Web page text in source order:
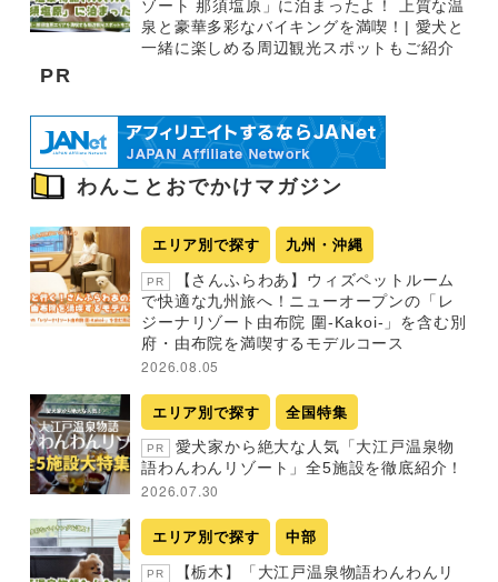
ゾート 那須塩原」に泊まったよ！ 上質な温
泉と豪華多彩なバイキングを満喫！| 愛犬と
一緒に楽しめる周辺観光スポットもご紹介
PR
わんことおでかけマガジン
エリア別で探す 九州・沖縄
PR
【さんふらわあ】ウィズペットルーム
で快適な九州旅へ！ニューオープンの「レ
ジーナリゾート由布院 圍-Kakoi-」を含む別
府・由布院を満喫するモデルコース
2026.08.05
エリア別で探す 全国特集
PR
愛犬家から絶大な人気「大江戸温泉物
語わんわんリゾート」全5施設を徹底紹介！
2026.07.30
エリア別で探す 中部
PR
【栃木】「大江戸温泉物語わんわんリ